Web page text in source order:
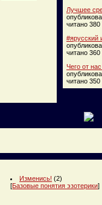
Лучшее
читано 380
#ярусский
читано 360
Чего от
читано 350
Изменись! (2)
[Базовые понятия эзотерики]